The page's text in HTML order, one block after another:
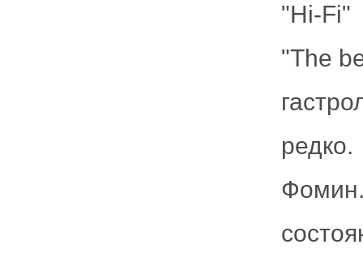
"Hi-Fi"
"The